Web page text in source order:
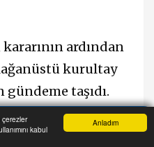
Anladım
kabul
ardından
kurultay
gündeme taşıdı.
Kemal
kararıyla yeniden
Ara İhbar Hattı Menu